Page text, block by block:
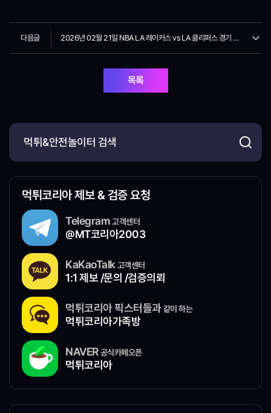
다음글 2026년 02월 21일 NBA LA 레이커스 vs LA 클리퍼스 경기 분석
목록
먹튀코리아 제보 & 검증 요청
Telegram고객센터
@MT코리아2003
KaKaoTalk 고객센터
1:1 제보 /문의 /검증의뢰
먹튀코리아 픽스터들과 같이 하는
먹튀코리아가족방
NAVER 공식카페오픈
먹튀코리아